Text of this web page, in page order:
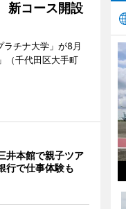
新コース開設
ラチナ大学」が8月
（千代田区大手町
井本館で親子ツア
で仕事体験も